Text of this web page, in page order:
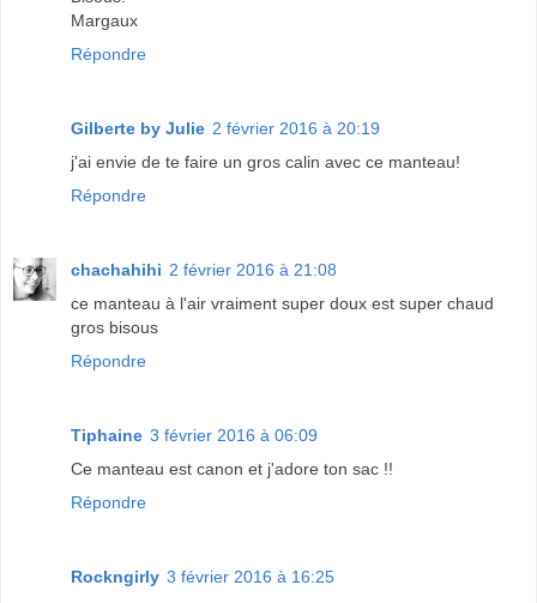
Margaux
Répondre
Gilberte by Julie 2 février 2016 à 20:19
j'ai envie de te faire un gros calin avec ce manteau!
Répondre
chachahihi 2 février 2016 à 21:08
ce manteau à l'air vraiment super doux est super chaud
gros bisous
Répondre
Tiphaine 3 février 2016 à 06:09
Ce manteau est canon et j'adore ton sac !!
Répondre
Rockngirly 3 février 2016 à 16:25